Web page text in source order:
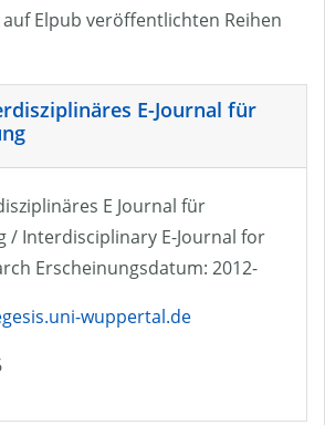
Elpub veröffentlichten Reihen
E-Journal für
E Journal für
/ Interdisciplinary E-Journal for
Erscheinungsdatum: 2012-
wuppertal.de